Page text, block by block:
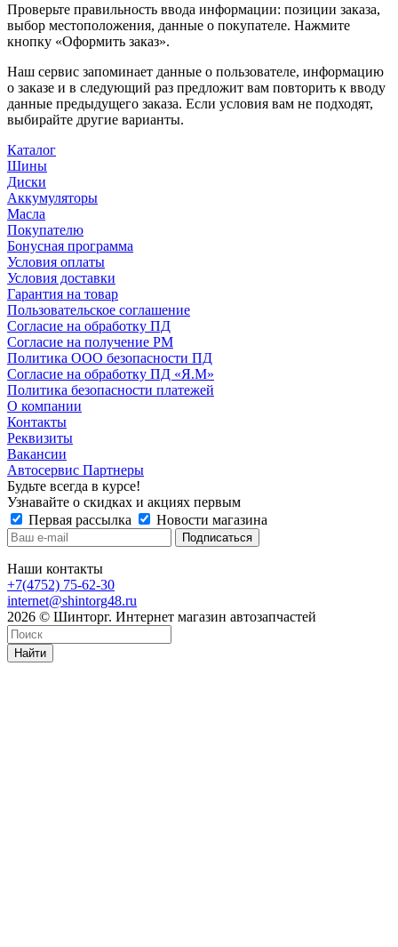
Проверьте правильность ввода информации: позиции заказа,
выбор местоположения, данные о покупателе. Нажмите
кнопку «Оформить заказ».
Наш сервис запоминает данные о пользователе, информацию
о заказе и в следующий раз предложит вам повторить к вводу
данные предыдущего заказа. Если условия вам не подходят,
выбирайте другие варианты.
Каталог
Шины
Диски
Аккумуляторы
Масла
Покупателю
Бонусная программа
Условия оплаты
Условия доставки
Гарантия на товар
Пользовательское соглашение
Согласие на обработку ПД
Согласие на получение РМ
Политика ООО безопасности ПД
Согласие на обработку ПД «Я.М»
Политика безопасности платежей
О компании
Контакты
Реквизиты
Вакансии
Автосервис Партнеры
Будьте всегда в курсе!
Узнавайте о скидках и акциях первым
Первая рассылка
Новости магазина
Наши контакты
+7(4752) 75-62-30
internet@shintorg48.ru
2026 © Шинторг. Интернет магазин автозапчастей
Найти